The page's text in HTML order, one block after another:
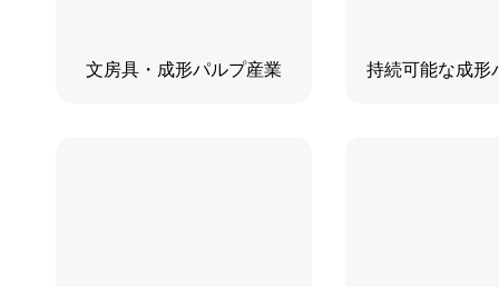
文房具・成形パルプ産業 持続可能な成形